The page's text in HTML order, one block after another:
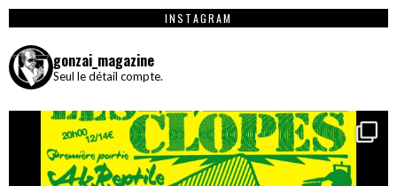
INSTAGRAM
gonzai_magazine
Seul le détail compte.